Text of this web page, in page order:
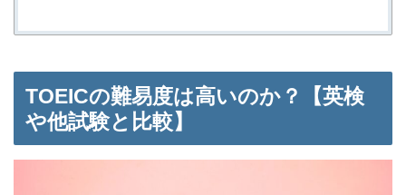
TOEICの難易度は高いのか？【英検
や他試験と比較】